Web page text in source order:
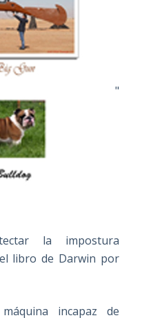
"
la impostura
libro de Darwin por
incapaz de